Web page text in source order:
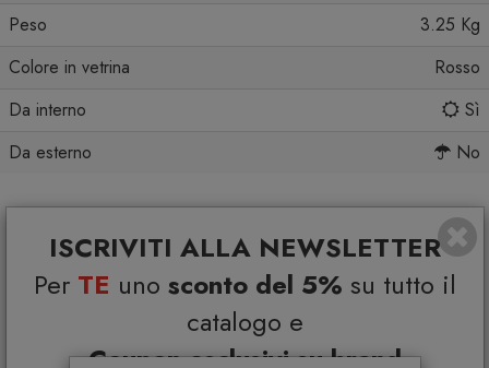
ISCRIVITI ALLA NEWSLETTER
Per TE uno sconto del 5% su tutto il
catalogo e
Coupon esclusivi su brand
Peso
3.25 Kg
Colore in vetrina
Rosso
Da interno
Sì
Da esterno
No
Ti potrebbe interessare